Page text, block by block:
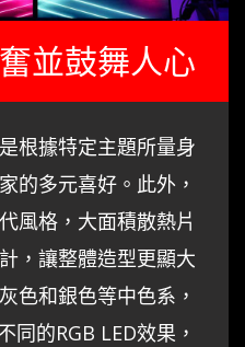
並鼓舞人心
根據特定主題所量身
的多元喜好。此外，
風格，大面積散熱片
，讓整體造型更顯大
色和銀色等中色系，
同的RGB LED效果，